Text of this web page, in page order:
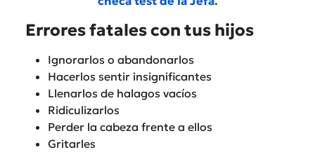
Errores fatales con tus hijos
Ignorarlos o abandonarlos
Hacerlos sentir insignificantes
Llenarlos de halagos vacíos
Ridiculizarlos
Perder la cabeza frente a ellos
Gritarles